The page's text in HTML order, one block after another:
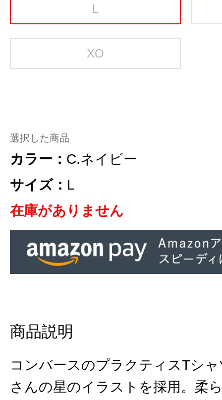
L
XO
選択した商品
カラー： C.ネイビー
サイズ： L
在庫がありません
商品説明
コンバースのプラクティスTシ
さんの星のイラストを採用。柔